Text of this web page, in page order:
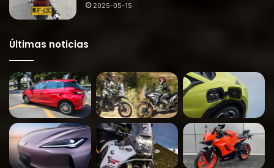
2025-05-15
Últimas noticias